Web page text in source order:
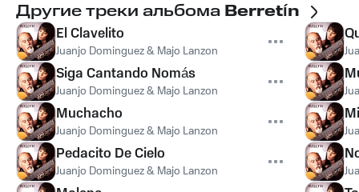
Другие треки альбома Berretín
El Clavelito
Juanjo Dominguez & Majo Lanzon
Siga Cantando Nomás
Juanjo Dominguez & Majo Lanzon
Muchacho
Juanjo Dominguez & Majo Lanzon
Pedacito De Cielo
Juanjo Dominguez & Majo Lanzon